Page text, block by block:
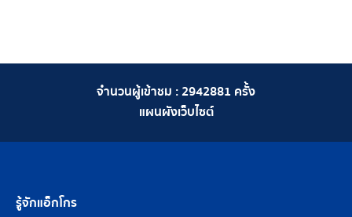
จำนวนผู้เข้าชม :2942881 ครั้ง
แผนผังเว็บไซต์
รู้จักแอ็กโกร